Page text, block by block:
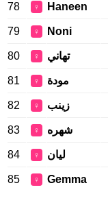
78 ♀ Haneen
79 ♀ Noni
80 ♀ تهاني
81 ♀ مودة
82 ♀ زينب
83 ♀ شهره
84 ♀ ليان
85 ♀ Gemma